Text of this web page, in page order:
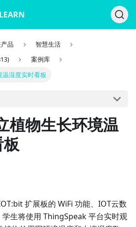
LEARN
品
智慧生活
案例库
温湿度实时看板
植物生长环境温
扩展板的 WiFi 功能、IOT云数
生将使用 ThingSpeak 平台实时观